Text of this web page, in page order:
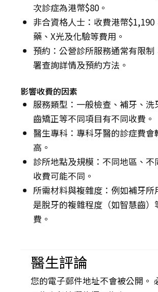
次診症為港幣$80。
非合資格人士：收費港幣$1,190
藥、X光及化驗等費用。
預約：公營診所服務通常有限制
署查詢詳情及預約方法。
影響收費的因素
服務類型：一般檢查、補牙、洗
齒矯正等不同項目有不同收費。
醫生專科：專科牙醫的診症費會
高。
診所地點及規模：不同地區、不
收費可能不同。
所需材料與複雜度：例如補牙所
是脫牙的複雜程度（如智慧齒）
費。
醫生評論
您的電子郵件地址不會被公開。